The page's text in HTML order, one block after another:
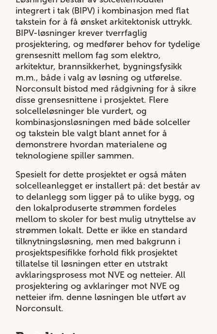
integrert i tak (BIPV) i kombinasjon med flat
takstein for å få ønsket arkitektonisk uttrykk.
BIPV-løsninger krever tverrfaglig
prosjektering, og medfører behov for tydelige
grensesnitt mellom fag som elektro,
arkitektur, brannsikkerhet, bygningsfysikk
m.m., både i valg av løsning og utførelse.
Norconsult bistod med rådgivning for å sikre
disse grensesnittene i prosjektet. Flere
solcelleløsninger ble vurdert, og
kombinasjonsløsningen med både solceller
og takstein ble valgt blant annet for å
demonstrere hvordan materialene og
teknologiene spiller sammen.
Spesielt for dette prosjektet er også måten
solcelleanlegget er installert på: det består av
to delanlegg som ligger på to ulike bygg, og
den lokalproduserte strømmen fordeles
mellom to skoler for best mulig utnyttelse av
strømmen lokalt. Dette er ikke en standard
tilknytningsløsning, men med bakgrunn i
prosjektspesifikke forhold fikk prosjektet
tillatelse til løsningen etter en utstrakt
avklaringsprosess mot NVE og netteier. All
prosjektering og avklaringer mot NVE og
netteier ifm. denne løsningen ble utført av
Norconsult.